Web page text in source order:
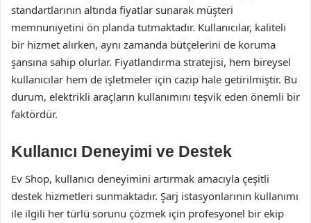
standartlarının altında fiyatlar sunarak müşteri
memnuniyetini ön planda tutmaktadır. Kullanıcılar, kaliteli
bir hizmet alırken, aynı zamanda bütçelerini de koruma
şansına sahip olurlar. Fiyatlandırma stratejisi, hem bireysel
kullanıcılar hem de işletmeler için cazip hale getirilmiştir. Bu
durum, elektrikli araçların kullanımını teşvik eden önemli bir
faktördür.
Kullanıcı Deneyimi ve Destek
Ev Shop, kullanıcı deneyimini artırmak amacıyla çeşitli
destek hizmetleri sunmaktadır. Şarj istasyonlarının kullanımı
ile ilgili her türlü sorunu çözmek için profesyonel bir ekip